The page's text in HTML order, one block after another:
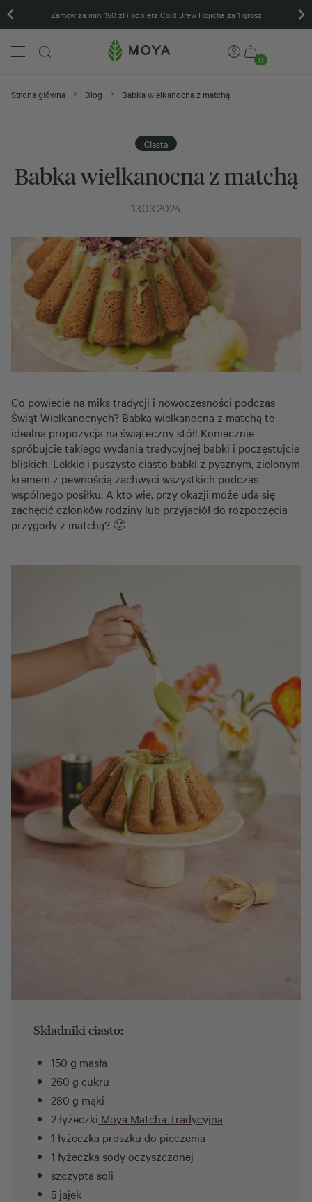
Zamów za min. 150 zł i odbierz Cold Brew Hojicha za 1 grosz
0
Strona główna Blog Babka wielkanocna z matchą
Ciasta
Babka wielkanocna z matchą
13.03.2024
Co powiecie na miks tradycji i nowoczesności podczas
Świąt Wielkanocnych? Babka wielkanocna z matchą to
idealna propozycja na świąteczny stół! Koniecznie
spróbujcie takiego wydania tradycyjnej babki i poczęstujcie
bliskich. Lekkie i puszyste ciasto babki z pysznym, zielonym
kremem z pewnością zachwyci wszystkich podczas
wspólnego posiłku. A kto wie, przy okazji może uda się
zachęcić członków rodziny lub przyjaciół do rozpoczęcia
przygody z matchą? 🙂
Składniki ciasto:
150 g masła
260 g cukru
280 g mąki
2 łyżeczki Moya Matcha Tradycyjna
1 łyżeczka proszku do pieczenia
1 łyżeczka sody oczyszczonej
szczypta soli
5 jajek